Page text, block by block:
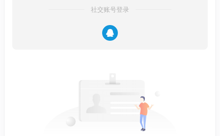
社交账号登录